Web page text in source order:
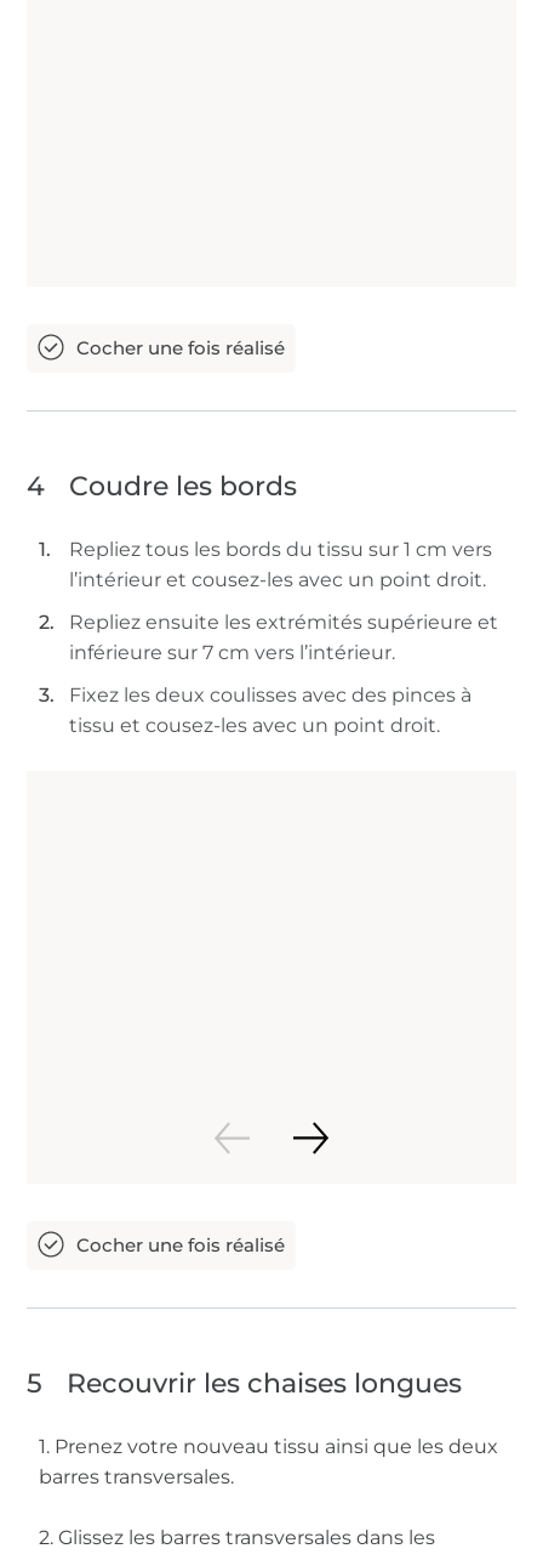
4 Coudre les bords
Repliez tous les bords du tissu sur 1 cm vers
l’intérieur et cousez-les avec un point droit.
Repliez ensuite les extrémités supérieure et
inférieure sur 7 cm vers l’intérieur.
Fixez les deux coulisses avec des pinces à
tissu et cousez-les avec un point droit.
5 Recouvrir les chaises longues
1. Prenez votre nouveau tissu ainsi que les deux
barres transversales.
2. Glissez les barres transversales dans les